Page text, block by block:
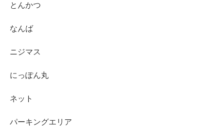
とんかつ
なんば
ニジマス
にっぽん丸
ネット
パーキングエリア